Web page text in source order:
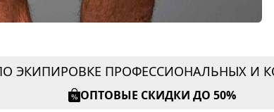
ЭКИПИРОВКЕ ПРОФЕССИОНАЛЬНЫХ И
ОПТОВЫЕ СКИДКИ ДО 50%